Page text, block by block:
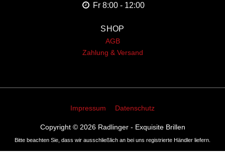
Fr 8:00 - 12:00
SHOP
AGB
Zahlung & Versand
Impressum Datenschutz
Copyright © 2026 Radlinger - Exquisite Brillen
Bitte beachten Sie, dass wir ausschließlich an bei uns registrierte Händler liefern.